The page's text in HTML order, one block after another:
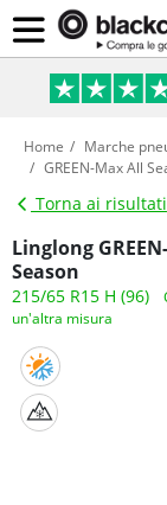
Home Marche
GREEN-Max All
Torna ai risultati
Linglong
Season
215/65 R15 H (96)
un'altra misura